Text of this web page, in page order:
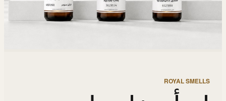
ROYAL SMELLS